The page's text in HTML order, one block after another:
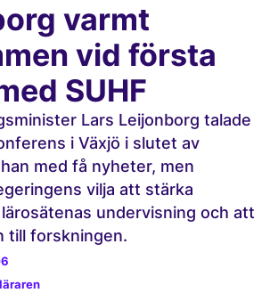
varmt
vid första
SUHF
Lars Leijonborg talade
i Växjö i slutet av
med få nyheter, men
vilja att stärka
undervisning och att
till forskningen.